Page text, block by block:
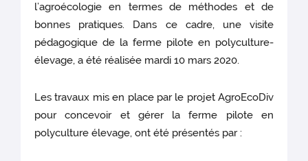
l’agroécologie en termes de méthodes et de
bonnes pratiques. Dans ce cadre, une visite
pédagogique de la ferme pilote en polyculture-
élevage, a été réalisée mardi 10 mars 2020.
Les travaux mis en place par le projet AgroEcoDiv
pour concevoir et gérer la ferme pilote en
polyculture élevage, ont été présentés par :